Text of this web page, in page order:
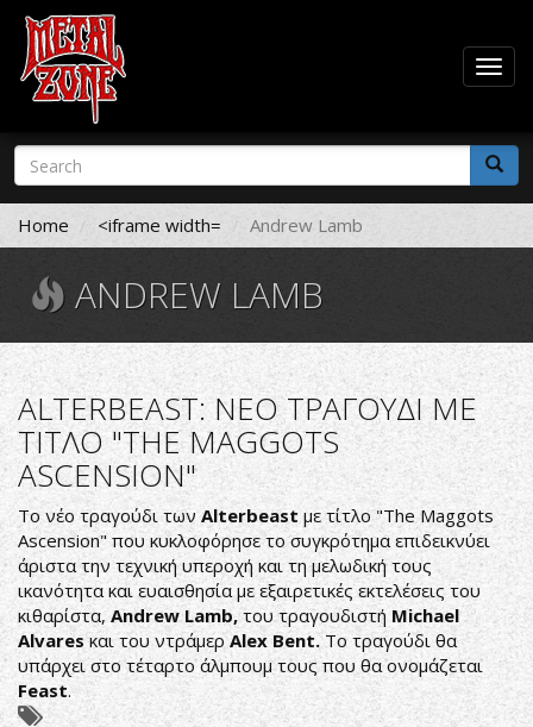
Skip
main
content
Search
form
Search
Home <iframe width= Andrew Lamb
ANDREW LAMB
ALTERBEAST: ΝΕΟ ΤΡΑΓΟΥΔΙ ΜΕ
ΤΙΤΛΟ "THE MAGGOTS
ASCENSION"
Το νέο τραγούδι των Alterbeast με τίτλο "The Maggots
Ascension" που κυκλοφόρησε το συγκρότημα επιδεικνύει
άριστα την τεχνική υπεροχή και τη μελωδική τους
ικανότητα και ευαισθησία με εξαιρετικές εκτελέσεις του
κιθαρίστα, Andrew Lamb, του τραγουδιστή Michael
Alvaresκαι του ντράμερAlex Bent.Το τραγούδι θα
υπάρχει στο τέταρτο άλμπουμ τους που θα ονομάζεται
Feast.